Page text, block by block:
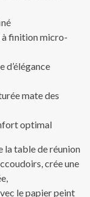
à finition micro-
d’élégance
mate des
optimal
la table de réunion
crée une
le papier peint